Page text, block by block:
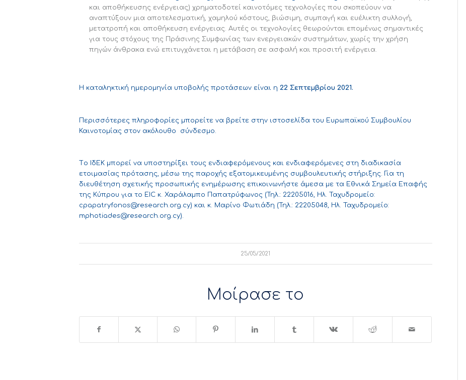
και αποθήκευσης ενέργειας) χρηματοδοτεί καινοτόμες τεχνολογίες που σκοπεύουν να
αναπτύξουν μια αποτελεσματική, χαμηλού κόστους, βιώσιμη, συμπαγή και ευέλικτη συλλογή,
μετατροπή και αποθήκευση ενέργειας. Αυτές οι τεχνολογίες θεωρούνται επομένως σημαντικές
για τους στόχους της Πράσινης Συμφωνίας των ενεργειακών συστημάτων, χωρίς την χρήση
πηγών άνθρακα ενώ επιτυγχάνεται η μετάβαση σε ασφαλή και προσιτή ενέργεια.
Η καταληκτική ημερομηνία υποβολής προτάσεων είναι η 22 Σεπτεμβρίου 2021.
Περισσότερες πληροφορίες μπορείτε να βρείτε στην ιστοσελίδα του Ευρωπαϊκού Συμβουλίου
Καινοτομίας στον ακόλουθο σύνδεσμο
Tο ΙδΕΚ μπορεί να υποστηρίξει τους ενδιαφερόμενους και ενδιαφερόμενες στη διαδικασία
ετοιμασίας πρότασης, μέσω της παροχής εξατομικευμένης συμβουλευτικής στήριξης. Για τη
διευθέτηση σχετικής προσωπικής ενημέρωσης επικοινωνήστε άμεσα με τα Εθνικά Σημεία Επαφής
της Κύπρου για τo EΙC κ. Χαράλαμπο Παπατρύφωνος (Τηλ.: 22205016, Ηλ. Ταχυδρομείο:
cpapatryfonos@research.org.cy) και κ. Μαρίνο Φωτιάδη (Τηλ.: 22205048, Ηλ. Ταχυδρομείο:
mphotiades@research.org.cy).
25/05/2021
Μοίρασε το